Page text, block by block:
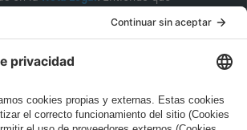
la sección "Marketing and sales